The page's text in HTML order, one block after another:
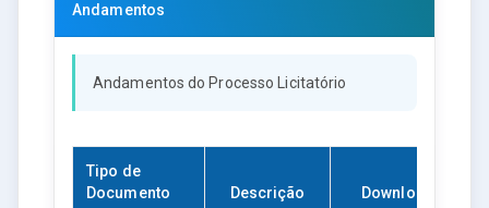
Andamentos
Andamentos do Processo Licitatório
Tipo de
Documento
Descrição Download